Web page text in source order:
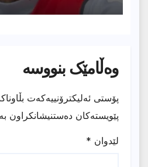
وەڵامێک بنووسە
پۆستی ئەلیکترۆنییەکەت
پێویستەکان دەستنیشانکراون بە
لێدوان *